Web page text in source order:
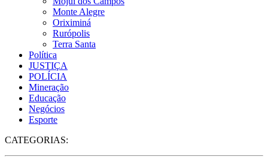
Monte Alegre
Oriximiná
Rurópolis
Terra Santa
Política
JUSTIÇA
POLÍCIA
Mineração
Educação
Negócios
Esporte
CATEGORIAS: